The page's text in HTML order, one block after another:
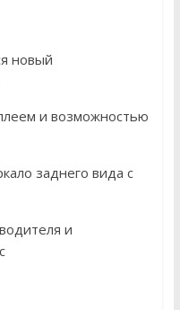
новый
и возможностью
заднего вида с
и